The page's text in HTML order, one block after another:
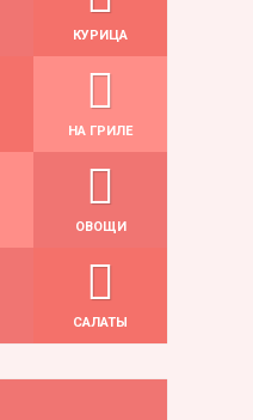
КУРИЦА
НА ГРИЛЕ
ОВОЩИ
САЛАТЫ